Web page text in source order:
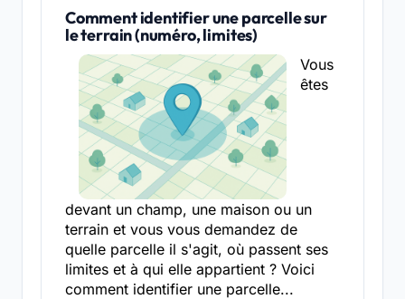
Comment identifier une parcelle sur
le terrain (numéro, limites)
Vous
êtes
devant un champ, une maison ou un
terrain et vous vous demandez de
quelle parcelle il s'agit, où passent ses
limites et à qui elle appartient ? Voici
comment identifier une parcelle...